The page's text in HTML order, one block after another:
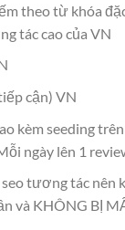
theo từ khóa
tác cao của VN
cận) VN
kèm seeding
ngày lên 1
tương tác nên
và KHÔNG BỊ